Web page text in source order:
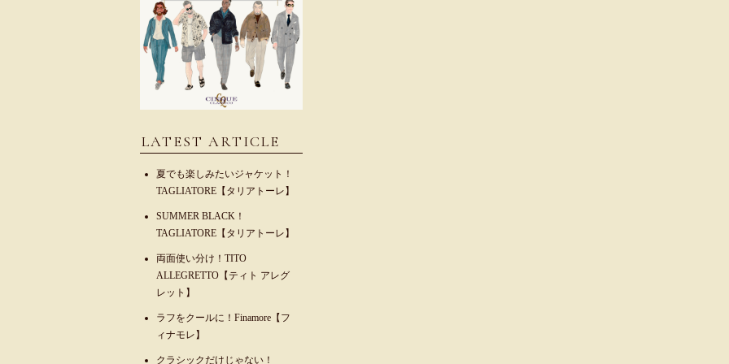
LATEST ARTICLE
夏でも楽しみたいジャケット！
TAGLIATORE【タリアトーレ】
SUMMER BLACK！
TAGLIATORE【タリアトーレ】
両面使い分け！TITO
ALLEGRETTO【ティト アレグ
レット】
ラフをクールに！Finamore【フ
ィナモレ】
クラシックだけじゃない！